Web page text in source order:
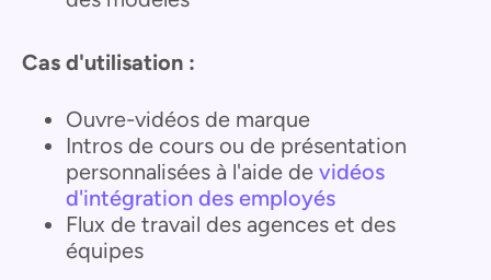
Cas d'utilisation :
Ouvre-vidéos de marque
Intros de cours ou de présentation
personnalisées à l'aide de vidéos
d'intégration des employés
Flux de travail des agences et des
équipes